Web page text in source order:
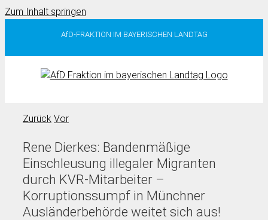
Zum Inhalt springen
AfD-FRAKTION IM BAYERISCHEN LANDTAG
Zurück Vor
Rene Dierkes: Bandenmäßige
Einschleusung illegaler Migranten
durch KVR-Mitarbeiter –
Korruptionssumpf in Münchner
Ausländerbehörde weitet sich aus!